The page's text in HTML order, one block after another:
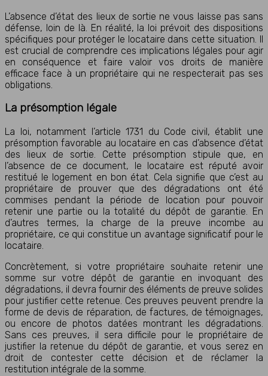
L’absence d’état des lieux de sortie ne vous laisse pas sans
défense, loin de là. En réalité, la loi prévoit des dispositions
spécifiques pour protéger le locataire dans cette situation. Il
est crucial de comprendre ces implications légales pour agir
en conséquence et faire valoir vos droits de manière
efficace face à un propriétaire qui ne respecterait pas ses
obligations.
La présomption légale
La loi, notamment l’article 1731 du Code civil, établit une
présomption favorable au locataire en cas d’absence d’état
des lieux de sortie. Cette présomption stipule que, en
l’absence de ce document, le locataire est réputé avoir
restitué le logement en bon état. Cela signifie que c’est au
propriétaire de prouver que des dégradations ont été
commises pendant la période de location pour pouvoir
retenir une partie ou la totalité du dépôt de garantie. En
d’autres termes, la charge de la preuve incombe au
propriétaire, ce qui constitue un avantage significatif pour le
locataire.
Concrètement, si votre propriétaire souhaite retenir une
somme sur votre dépôt de garantie en invoquant des
dégradations, il devra fournir des éléments de preuve solides
pour justifier cette retenue. Ces preuves peuvent prendre la
forme de devis de réparation, de factures, de témoignages,
ou encore de photos datées montrant les dégradations.
Sans ces preuves, il sera difficile pour le propriétaire de
justifier la retenue du dépôt de garantie, et vous serez en
droit de contester cette décision et de réclamer la
restitution intégrale de la somme.